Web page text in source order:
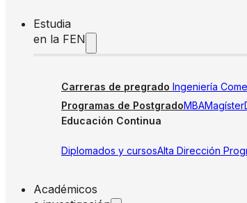
Estudia
en la FEN
Carreras de pregrado Ingeniería
Programas de PostgradoMBAMagíster
Educación Continua
Diplomados y cursosAlta Dirección
Académicos